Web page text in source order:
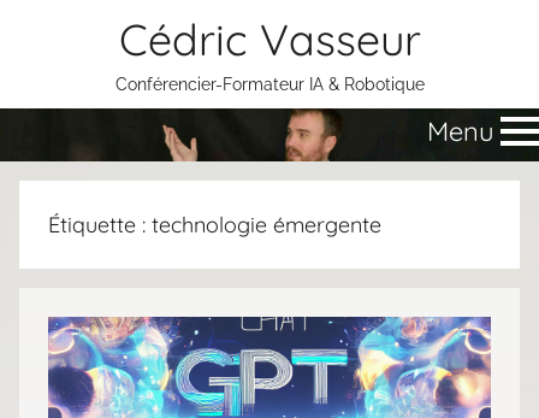
Cédric Vasseur
Conférencier-Formateur IA & Robotique
Menu
Étiquette : technologie émergente